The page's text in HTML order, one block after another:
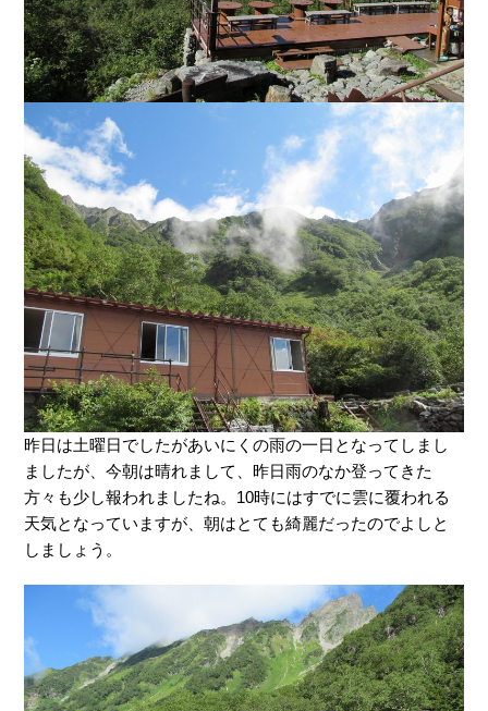
昨日は土曜日でしたがあいにくの雨の一日となってしまし
ましたが、今朝は晴れまして、昨日雨のなか登ってきた
方々も少し報われましたね。10時にはすでに雲に覆われる
天気となっていますが、朝はとても綺麗だったのでよしと
しましょう。